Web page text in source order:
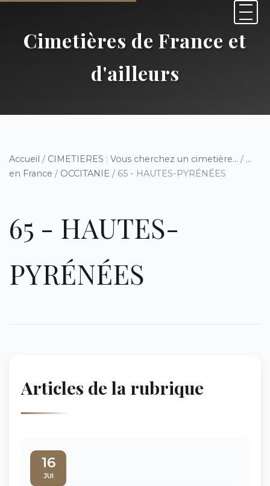
Cimetières de France et
d'ailleurs
Accueil / CIMETIERES : Vous cherchez un cimetière... / ...
en France / OCCITANIE / 65 - HAUTES-PYRÉNÉES
65 - HAUTES-
PYRÉNÉES
Articles de la rubrique
16
JUI